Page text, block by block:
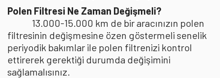
Polen Filtresi Ne Zaman Değişmeli?
13.000-15.000 km de bir aracınızın polen
filtresinin değişmesine özen göstermeli senelik
periyodik bakımlar ile polen filtrenizi kontrol
ettirerek gerektiği durumda değişimini
sağlamalısınız.